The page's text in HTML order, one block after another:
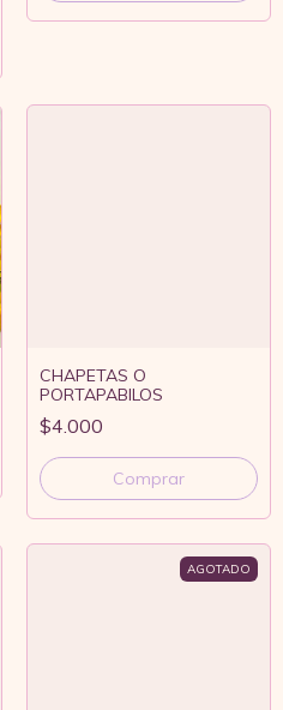
CHAPETAS O
PORTAPABILOS
$4.000
Comprar
AGOTADO